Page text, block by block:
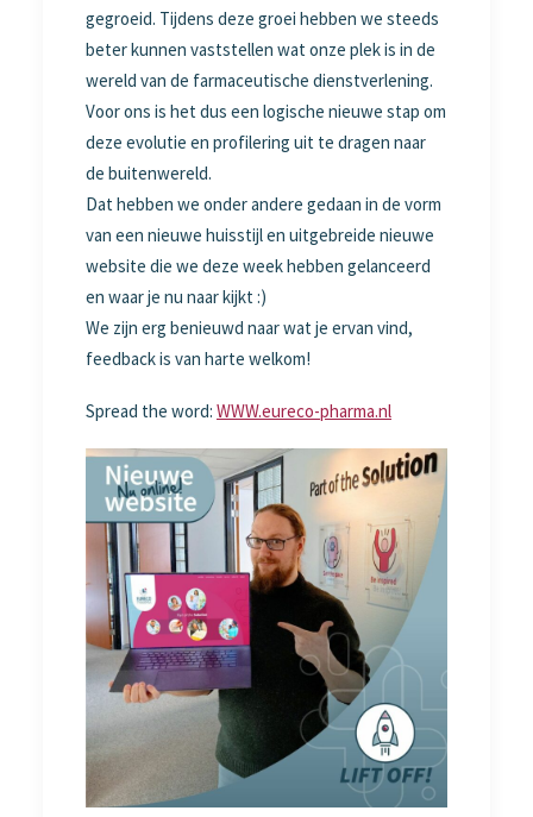
gegroeid. Tijdens deze groei hebben we steeds
beter kunnen vaststellen wat onze plek is in de
wereld van de farmaceutische dienstverlening.
Voor ons is het dus een logische nieuwe stap om
deze evolutie en profilering uit te dragen naar
de buitenwereld.
Dat hebben we onder andere gedaan in de vorm
van een nieuwe huisstijl en uitgebreide nieuwe
website die we deze week hebben gelanceerd
en waar je nu naar kijkt :)
We zijn erg benieuwd naar wat je ervan vind,
feedback is van harte welkom!
Spread the word: WWW.eureco-pharma.nl